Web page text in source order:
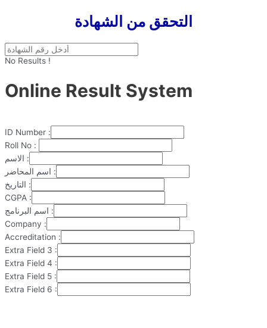
التحقق من الشهادة
No Results !
Online Result System
ID Number :
Roll No :
الاسم :
اسم المحاضر :
التاريخ :
CGPA :
اسم البرنامج :
Company :
Accreditation :
Extra Field 3 :
Extra Field 4 :
Extra Field 5 :
Extra Field 6 :